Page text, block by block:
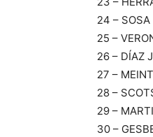
24 –
25 –
26 – DÍAZ
27 –
28 –
29 –
30 –